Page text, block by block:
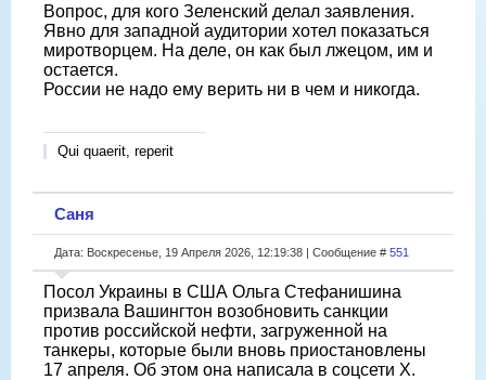
Вопрос, для кого Зеленский делал заявления.
Явно для западной аудитории хотел показаться
миротворцем. На деле, он как был лжецом, им и
остается.
России не надо ему верить ни в чем и никогда.
Qui quaerit, reperit
Саня
Дата: Воскресенье, 19 Апреля 2026, 12:19:38 | Сообщение # 551
Посол Украины в США Ольга Стефанишина
призвала Вашингтон возобновить санкции
против российской нефти, загруженной на
танкеры, которые были вновь приостановлены
17 апреля. Об этом она написала в соцсети X.